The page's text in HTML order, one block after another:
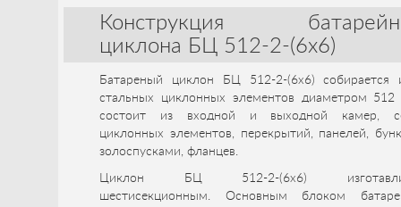
Конструкция
циклона БЦ 512-2-(6x6)
Батареный циклон БЦ 512-2-(6x6) собирается
стальных циклонных элементов диаметром
состоит из входной и выходной камер,
циклонных элементов, перекрытий, панелей,
золоспусками, фланцев.
Циклон БЦ 512-2-(6x6)
шестисекционным. Основным блоком